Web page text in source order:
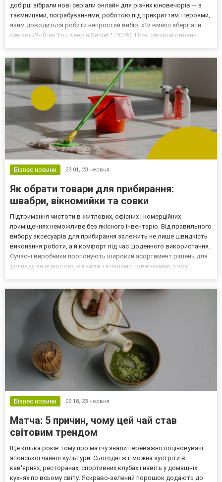
добірці зібрали нові серіали онлайн для різних кіновечорів — з
таємницями, пограбуваннями, роботою під прикриттям і героями,
яким доводиться робити непростий вибір. «Ти вмієш зберігати
секрети?» (Can You Keep a Secret?, 2026) Нові серіали онлайн
Бізнес новини 23:01, 23 червня
Як обрати товари для прибирання:
швабри, вікномийки та совки
Підтримання чистоти в житлових, офісних і комерційних
приміщеннях неможливе без якісного інвентарю. Від правильного
вибору аксесуарів для прибирання залежить не лише швидкість
виконання роботи, а й комфорт під час щоденного використання.
Сучасні виробники пропонують широкий асортимент рішень для
догляду за підлогою, вікнами та іншими поверхнями, тому
Бізнес новини 09:18, 23 червня
Матча: 5 причин, чому цей чай став
світовим трендом
Ще кілька років тому про матчу знали переважно поціновувачі
японської чайної культури. Сьогодні ж її можна зустріти в
кав'ярнях, ресторанах, спортивних клубах і навіть у домашніх
кухнях по всьому світу. Яскраво-зелений порошок додають до